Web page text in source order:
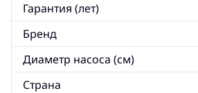
Гарантия (лет)
Бренд
Диаметр насоса (см)
Страна